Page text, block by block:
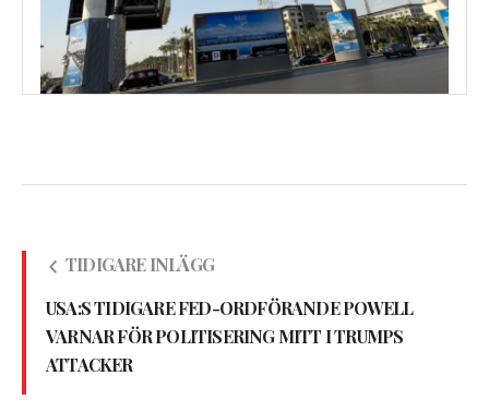
TIDIGARE INLÄGG
USA:S TIDIGARE FED-ORDFÖRANDE POWELL
VARNAR FÖR POLITISERING MITT I TRUMPS
ATTACKER